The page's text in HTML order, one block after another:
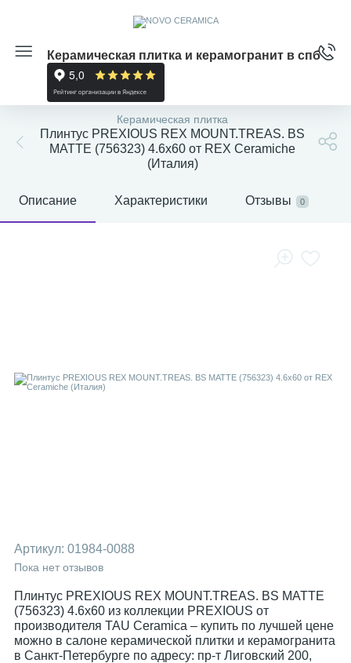
Керамическая плитка и керамогранит в спб
Керамическая плитка
Плинтус PREXIOUS REX MOUNT.TREAS. BS
MATTE (756323) 4.6x60 от REX Ceramiche
(Италия)
Описание Характеристики Отзывы 0
Артикул: 01984-0088
Пока нет отзывов
Плинтус PREXIOUS REX MOUNT.TREAS. BS MATTE
(756323) 4.6x60 из коллекции PREXIOUS от
производителя TAU Ceramica – купить по лучшей цене
можно в салоне керамической плитки и керамогранита
в Санкт-Петербурге по адресу: пр-т Лиговский 200,